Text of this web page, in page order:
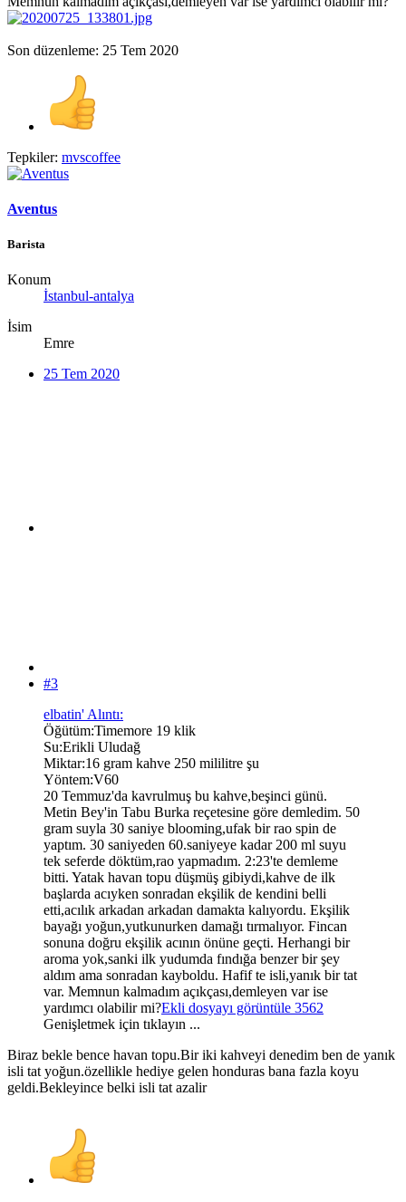
Son düzenleme: 25 Tem 2020
Tepkiler: mvscoffee
Aventus
Barista
Konum
İstanbul-antalya
İsim
Emre
25 Tem 2020
#3
elbatin' Alıntı:
Öğütüm:Timemore 19 klik
Su:Erikli Uludağ
Miktar:16 gram kahve 250 mililitre şu
Yöntem:V60
20 Temmuz'da kavrulmuş bu kahve,beşinci günü.
Metin Bey'in Tabu Burka reçetesine göre demledim. 50
gram suyla 30 saniye blooming,ufak bir rao spin de
yaptım. 30 saniyeden 60.saniyeye kadar 200 ml suyu
tek seferde döktüm,rao yapmadım. 2:23'te demleme
bitti. Yatak havan topu düşmüş gibiydi,kahve de ilk
başlarda acıyken sonradan ekşilik de kendini belli
etti,acılık arkadan arkadan damakta kalıyordu. Ekşilik
bayağı yoğun,yutkunurken damağı tırmalıyor. Fincan
sonuna doğru ekşilik acının önüne geçti. Herhangi bir
aroma yok,sanki ilk yudumda fındığa benzer bir şey
aldım ama sonradan kayboldu. Hafif te isli,yanık bir tat
var. Memnun kalmadım açıkçası,demleyen var ise
yardımcı olabilir mi?Ekli dosyayı görüntüle 3562
Genişletmek için tıklayın ...
Biraz bekle bence havan topu.Bir iki kahveyi denedim ben de yanık
isli tat yoğun.özellikle hediye gelen honduras bana fazla koyu
geldi.Bekleyince belki isli tat azalir